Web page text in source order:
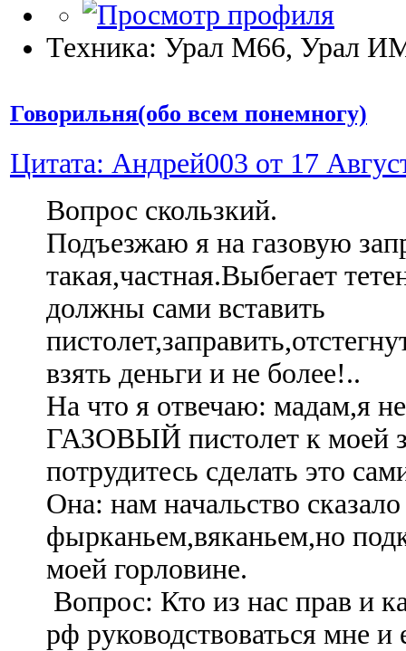
Техника: Урал М66, Урал
Говорильня(обо всем понемногу)
Цитата: Андрей003 от 17
Вопрос скользкий.
Подъезжаю я на газовую
такая,частная.Выбегает
должны сами вставить
взять деньги и не более!..
На что я отвечаю: мадам,я
ГАЗОВЫЙ пистолет к моей
потрудитесь сделать это
Она: нам начальство
фырканьем,вяканьем,но
моей горловине.
Вопрос: Кто из нас прав и
рф руководствоваться мне и